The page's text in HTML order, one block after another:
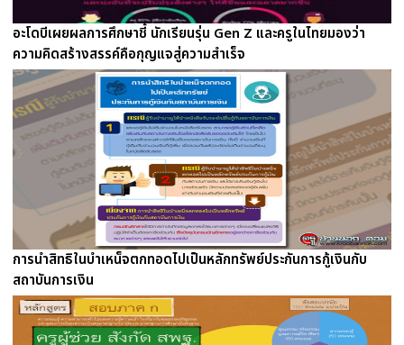
อะโดบีเผยผลการศึกษาชี้ นักเรียนรุ่น Gen Z และครูในไทยมองว่า
ความคิดสร้างสรรค์คือกุญแจสู่ความสำเร็จ
การนำสิทธิในบำเหน็จตกทอดไปเป็นหลักทรัพย์ประกันการกู้เงินกับ
สถาบันการเงิน